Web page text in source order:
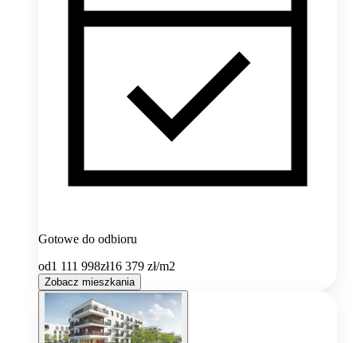
Gotowe do odbioru
od1 111 998zł16 379 zł/m2
Zobacz mieszkania